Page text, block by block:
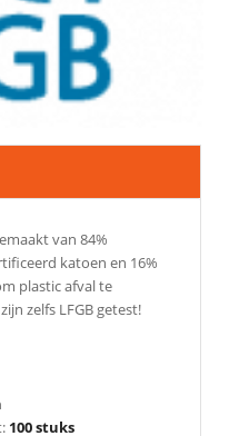
van 84%
katoen en 16%
plastic afval te
zelfs LFGB getest!
100 stuks